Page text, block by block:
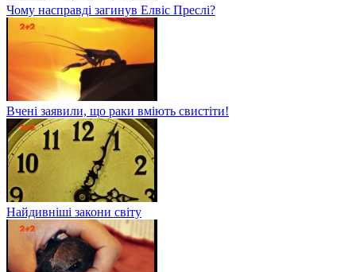
Чому насправді загинув Елвіс Преслі?
Вчені заявили, що раки вміють свистіти!
Найдивніші закони світу